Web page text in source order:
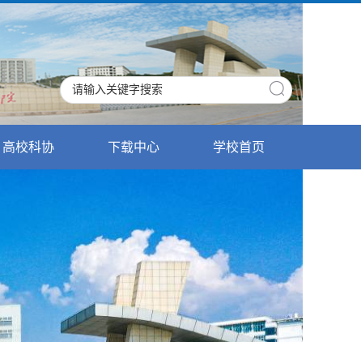
高校科协 下载中心 学校首页